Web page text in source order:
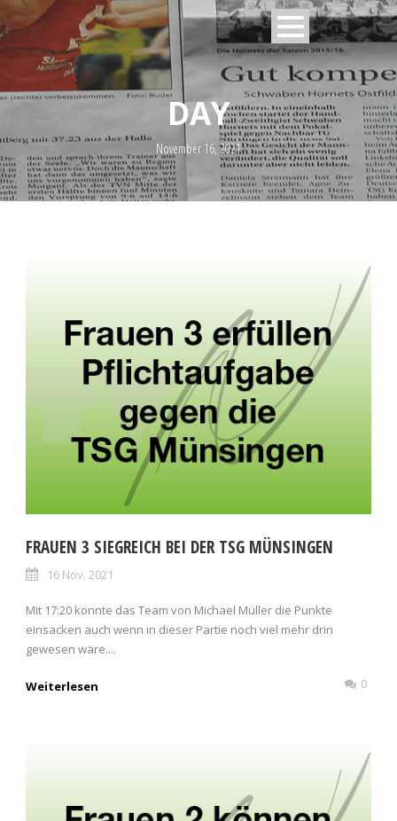
DAY
November 16, 2021
FRAUEN 3 SIEGREICH BEI DER TSG MÜNSINGEN
16 Nov. 2021
Mit 17:20 konnte das Team von Michael Müller die Punkte
einsacken auch wenn in dieser Partie noch viel mehr drin
gewesen wäre....
Weiterlesen 0